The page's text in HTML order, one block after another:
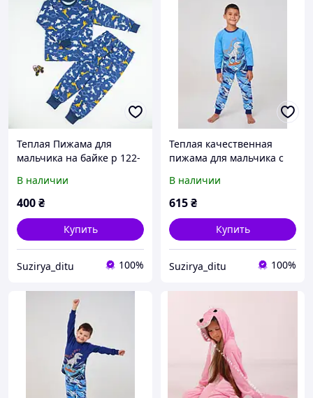
Теплая Пижама для
мальчика на байке р 122-
В наличии
400₴
Купить
Suzirya_ditu 100%
Теплая качественная
пижама для мальчика с
В наличии
615₴
Купить
Suzirya_ditu 100%